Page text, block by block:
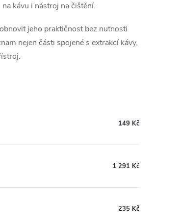
kávu i nástroj na čištění.
jeho praktičnost bez nutnosti
nejen části spojené s extrakcí kávy,
149 Kč
1 291 Kč
235 Kč